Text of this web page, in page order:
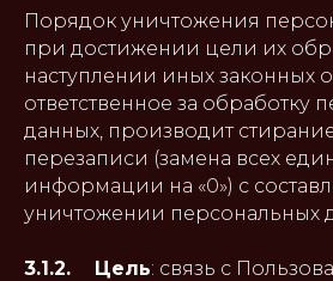
Порядок уничтожения
при достижении цели их
наступлении иных законных
ответственное за обработку
данных, производит
перезаписи (замена всех
информации на «0») с
уничтожении персональных
3.1.2. Цель: связь с